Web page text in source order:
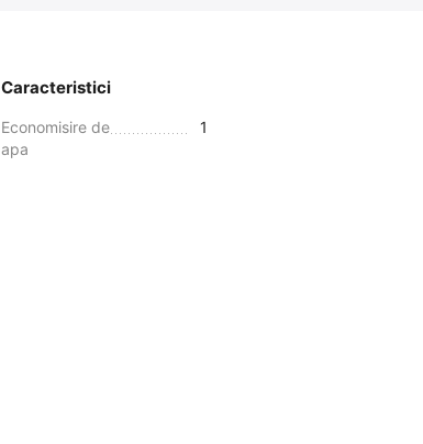
Caracteristici
Economisire de
apa
1